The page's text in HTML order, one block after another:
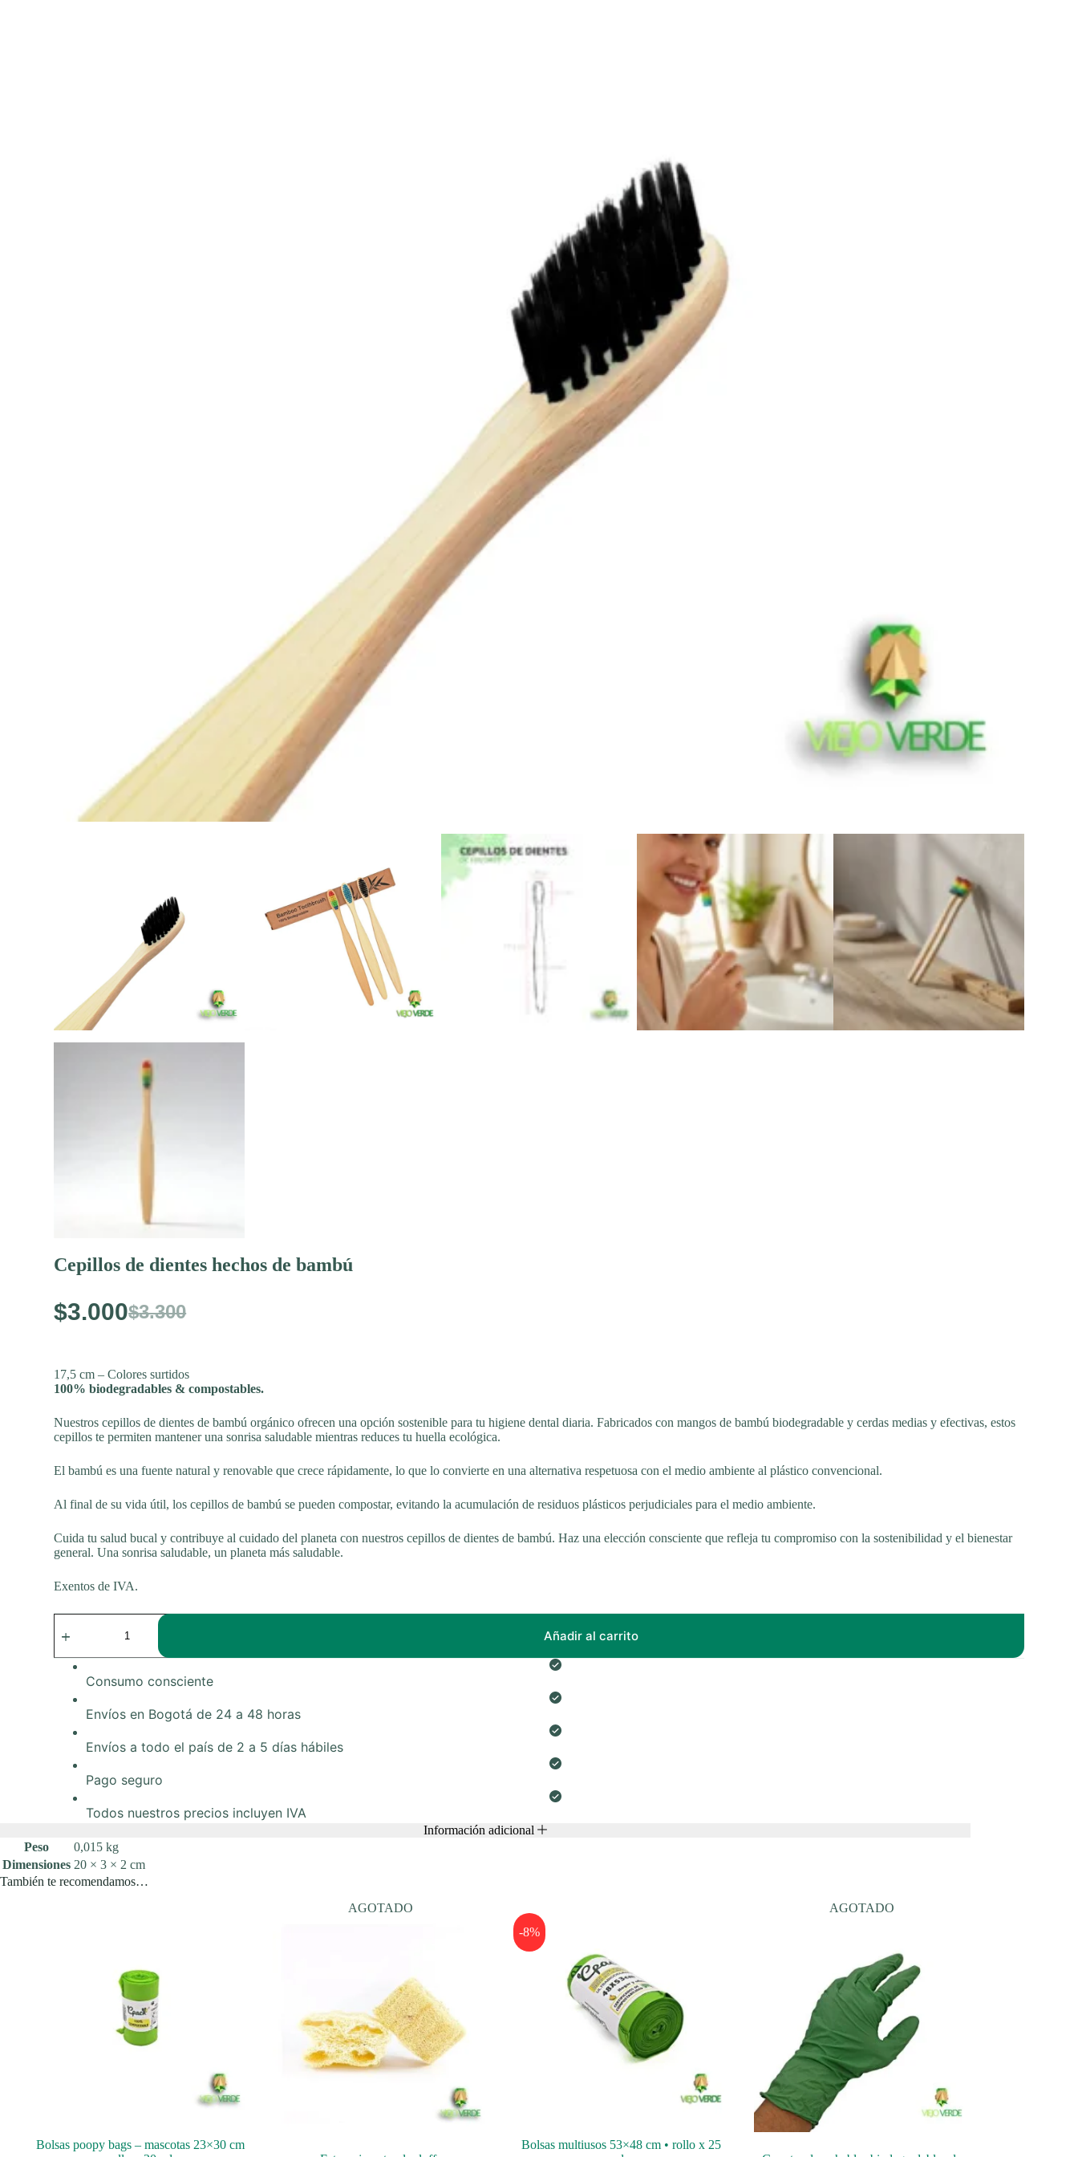
Cepillos de dientes hechos de bambú
$3.300
precio
era:
$3.000
precio
es:
17,5 cm – Colores surtidos
100% biodegradables & compostables.
Nuestros cepillos de dientes de bambú orgánico ofrecen una opción sostenible para tu higiene dental diaria. Fabricados con mangos de bambú biodegradable y cerdas medias y efectivas, estos
cepillos te permiten mantener una sonrisa saludable mientras reduces tu huella ecológica.
El bambú es una fuente natural y renovable que crece rápidamente, lo que lo convierte en una alternativa respetuosa con el medio ambiente al plástico convencional.
Al final de su vida útil, los cepillos de bambú se pueden compostar, evitando la acumulación de residuos plásticos perjudiciales para el medio ambiente.
Cuida tu salud bucal y contribuye al cuidado del planeta con nuestros cepillos de dientes de bambú. Haz una elección consciente que refleja tu compromiso con la sostenibilidad y el bienestar
general. Una sonrisa saludable, un planeta más saludable.
Exentos de IVA.
de
hechos
bambú
cantidad
Añadir al carrito
Consumo consciente
Envíos en Bogotá de 24 a 48 horas
Envíos a todo el país de 2 a 5 días hábiles
Pago seguro
Todos nuestros precios incluyen IVA
Información adicional
Peso
0,015 kg
Dimensiones 20 × 3 × 2 cm
También te recomendamos…
Bolsas poopy bags – mascotas 23×30 cm
AGOTADO
-8%
Bolsas multiusos 53×48 cm • rollo x 25
AGOTADO